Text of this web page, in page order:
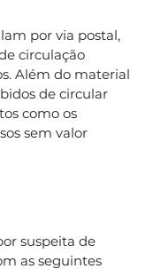
por via postal,
circulação
Além do material
de circular
como os
sem valor
suspeita de
as seguintes